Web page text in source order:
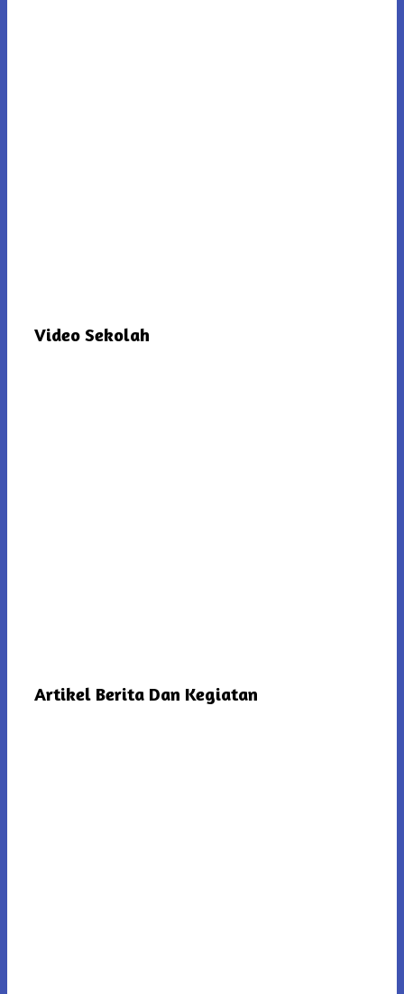
Video Sekolah
Artikel Berita Dan Kegiatan